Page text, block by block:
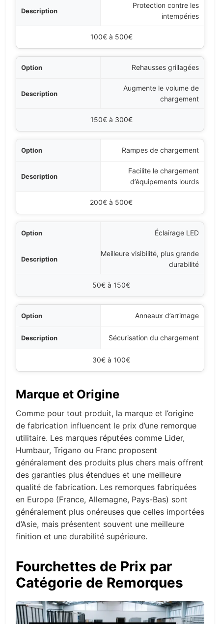
Protection contre les
intempéries
100€ à 500€
Rehausses grillagées
Augmente le volume de
chargement
150€ à 300€
Rampes de chargement
Facilite le chargement
d’équipements lourds
200€ à 500€
Éclairage LED
Meilleure visibilité, plus grande
durabilité
50€ à 150€
Anneaux d’arrimage
Sécurisation du chargement
30€ à 100€
Marque et Origine
Comme pour tout produit, la marque et l’origine
de fabrication influencent le prix d’une remorque
utilitaire. Les marques réputées comme Lider,
Humbaur, Trigano ou Franc proposent
généralement des produits plus chers mais offrent
des garanties plus étendues et une meilleure
qualité de fabrication. Les remorques fabriquées
en Europe (France, Allemagne, Pays-Bas) sont
généralement plus onéreuses que celles importées
d’Asie, mais présentent souvent une meilleure
finition et une durabilité supérieure.
Fourchettes de Prix par
Catégorie de Remorques